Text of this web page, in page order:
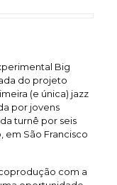
Big
do projeto
(e única) jazz
por jovens
turnê por seis
em São Francisco
com a